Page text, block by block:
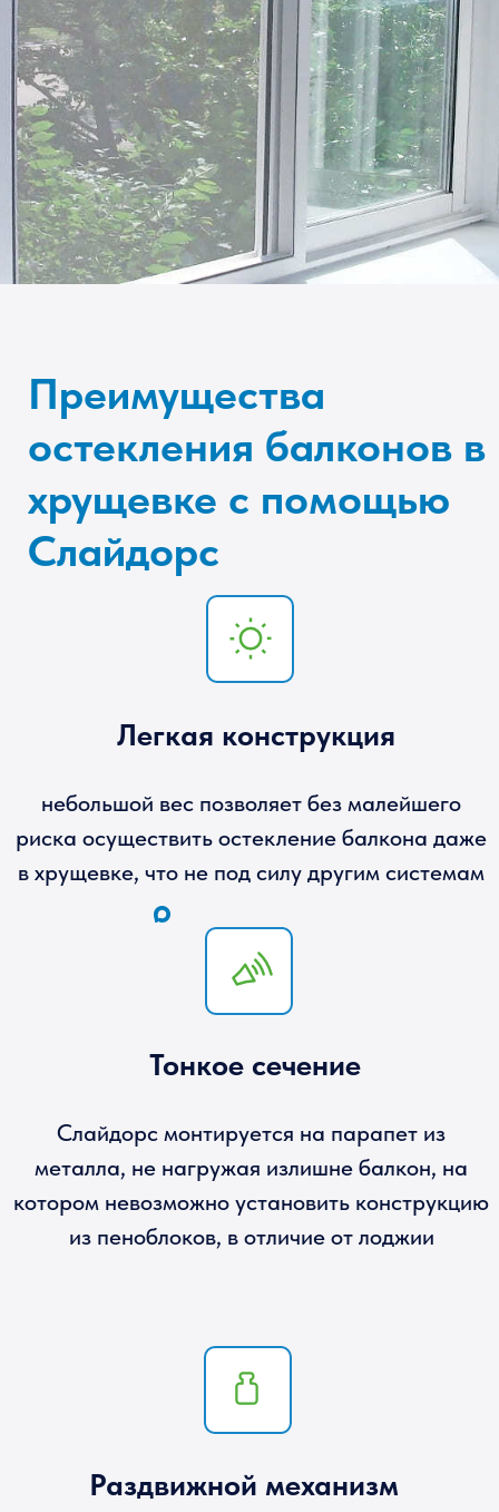
С помощью остекления балконов в хрущевке
Слайдорс позволяет сохранить на балконе
свободную площадь, в отличие от громоздких
распашных рам в других системах
небольшой вес позволяет без малейшего
риска осуществить остекление балкона даже
в хрущевке, что не под силу другим системам
Легкая конструкция
Преимущества
остекления балконов в
Слайдорс монтируется на парапет из
металла, не нагружая излишне балкон, на
котором невозможно установить конструкцию